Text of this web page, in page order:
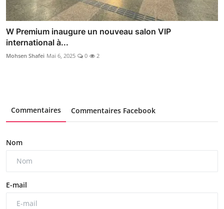
W Premium inaugure un nouveau salon VIP
international à...
Mohsen Shafei Mai 6, 2025 0 2
Commentaires Commentaires Facebook
Nom
E-mail